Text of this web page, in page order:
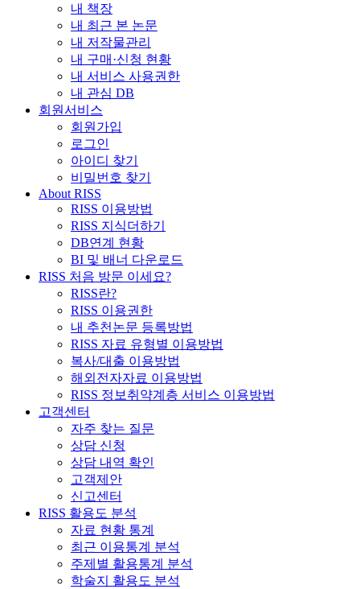
내 책장
내 최근 본 논문
내 저작물관리
내 구매·신청 현황
내 서비스 사용권한
내 관심 DB
회원서비스
회원가입
로그인
아이디 찾기
비밀번호 찾기
About RISS
RISS 이용방법
RISS 지식더하기
DB연계 현황
BI 및 배너 다운로드
RISS 처음 방문 이세요?
RISS란?
RISS 이용권한
내 추천논문 등록방법
RISS 자료 유형별 이용방법
복사/대출 이용방법
해외전자자료 이용방법
RISS 정보취약계층 서비스 이용방법
고객센터
자주 찾는 질문
상담 신청
상담 내역 확인
고객제안
신고센터
RISS 활용도 분석
자료 현황 통계
최근 이용통계 분석
주제별 활용통계 분석
학술지 활용도 분석